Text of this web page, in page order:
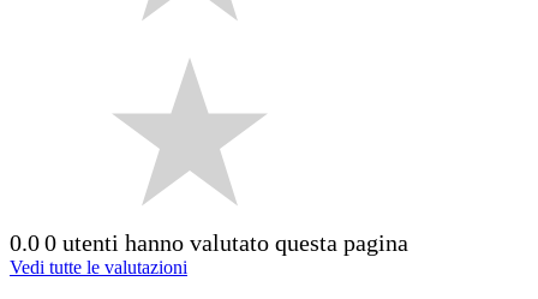
0.00 utenti hanno valutato questa pagina
Vedi tutte le valutazioni